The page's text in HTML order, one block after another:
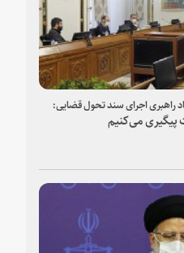
راهبری اجرای سند تحول قضایی:
پیگیری می‌کنیم